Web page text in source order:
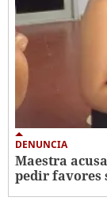
DENUNCIA
Maestra
pedir favores